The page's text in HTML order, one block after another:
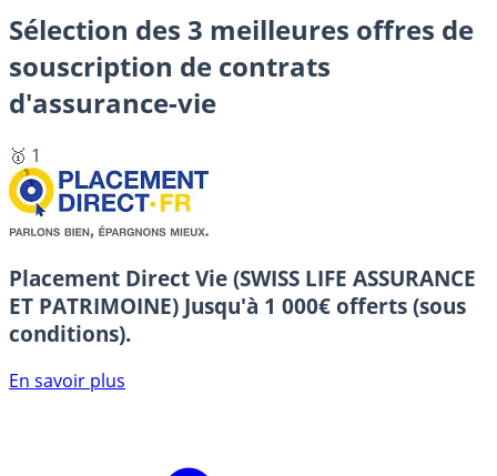
Sélection des 3 meilleures offres de
souscription de contrats
d'assurance-vie
🥇 1
Placement Direct Vie (SWISS LIFE ASSURANCE
ET PATRIMOINE) Jusqu'à 1 000€ offerts (sous
conditions).
En savoir plus